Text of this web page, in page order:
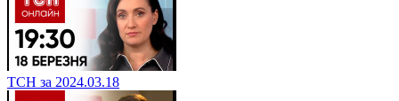
ТСН за 2024.03.18